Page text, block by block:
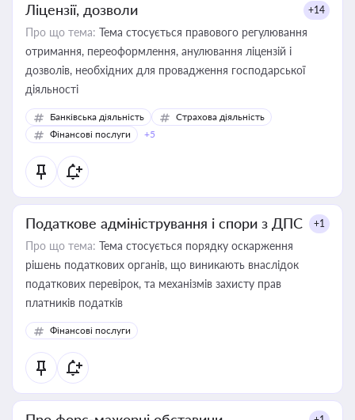
Ліцензії, дозволи +14
Про що тема: Тема стосується правового регулювання
отримання, переоформлення, анулювання ліцензій і
дозволів, необхідних для провадження господарської
діяльності
Банківська діяльність
Страхова діяльність
Фінансові послуги
+5
Податкове адміністрування і спори з ДПС +1
Про що тема: Тема стосується порядку оскарження
рішень податкових органів, що виникають внаслідок
податкових перевірок, та механізмів захисту прав
платників податків
Фінансові послуги